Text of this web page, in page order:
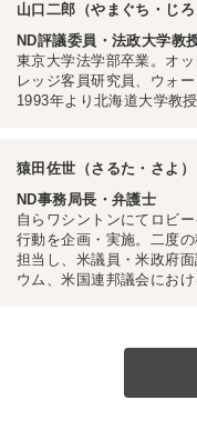
山口二郎（やまぐち・じろ
ND評議委員・法政大学教
東京大学法学部卒業。オ
レッジ客員研究員、ウォ
1993年より北海道大学教
猿田佐世（さるた・さよ）
ND事務局長・弁護士
自らワシントンにてロビ
行動を企画・実施。二度
担当し、米議員・米政府
ウム、米国連邦議会におけ